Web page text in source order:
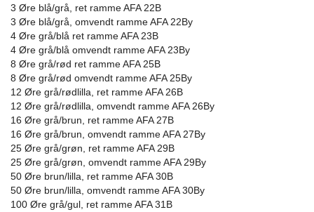
3 Øre blå/grå, ret ramme AFA 22B
3 Øre blå/grå, omvendt ramme AFA 22By
4 Øre grå/blå ret ramme AFA 23B
4 Øre grå/blå omvendt ramme AFA 23By
8 Øre grå/rød ret ramme AFA 25B
8 Øre grå/rød omvendt ramme AFA 25By
12 Øre grå/rødlilla, ret ramme AFA 26B
12 Øre grå/rødlilla, omvendt ramme AFA 26By
16 Øre grå/brun, ret ramme AFA 27B
16 Øre grå/brun, omvendt ramme AFA 27By
25 Øre grå/grøn, ret ramme AFA 29B
25 Øre grå/grøn, omvendt ramme AFA 29By
50 Øre brun/lilla, ret ramme AFA 30B
50 Øre brun/lilla, omvendt ramme AFA 30By
100 Øre grå/gul, ret ramme AFA 31B